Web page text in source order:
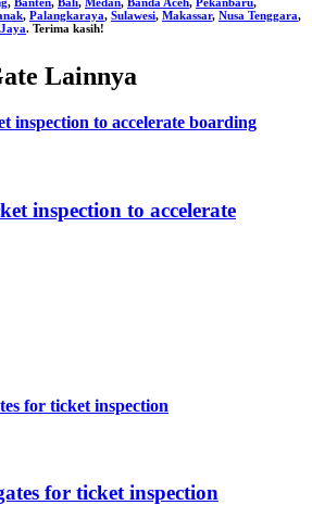
, Palangkaraya, Sulawesi, Makassar, Nusa Tenggara,
. Terima kasih!
Lainnya
inspection to accelerate
for ticket inspection